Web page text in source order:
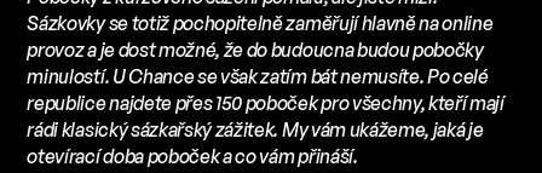
Sázkovky se totiž pochopitelně zaměřují hlavně na online
provoz a je dost možné, že do budoucna budou pobočky
minulostí. U Chance se však zatím bát nemusíte. Po celé
republice najdete přes 150 poboček pro všechny, kteří mají
rádi klasický sázkařský zážitek. My vám ukážeme, jaká je
otevírací doba poboček a co vám přináší.